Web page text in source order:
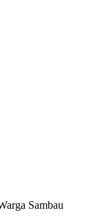
Sambau